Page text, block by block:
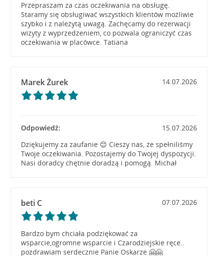
Przepraszam za czas oczekiwania na obsługę.
Staramy się obsługiwać wszystkich klientów możliwie
szybko i z należytą uwagą. Zachęcamy do rezerwacji
wizyty z wyprzedzeniem, co pozwala ograniczyć czas
oczekiwania w placówce. Tatiana
Marek Żurek 14.07.2026
Odpowiedź:
15.07.2026
Dziękujemy za zaufanie 😊 Cieszy nas, że spełniliśmy
Twoje oczekiwania. Pozostajemy do Twojej dyspozycji.
Nasi doradcy chętnie doradzą i pomogą. Michał
beti C 07.07.2026
Bardzo bym chciała podziękować za
wsparcie,ogromne wsparcie i Czarodziejskie ręce..
pozdrawiam serdecznie Panie Oskarze 🤗🤗